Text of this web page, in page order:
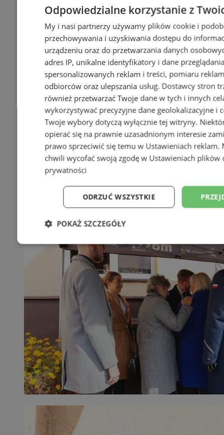
Odpowiedzialne korzystanie z
My i nasi partnerzy używamy plików cookie i
przechowywania i uzyskiwania dostępu do
urządzeniu oraz do przetwarzania danych
adres IP, unikalne identyfikatory i dane
spersonalizowanych reklam i treści, pomiaru
odbiorców oraz ulepszania usług. Dostawcy stron
również przetwarzać Twoje dane w tych i innych
wykorzystywać precyzyjne dane geolokalizacyjne i
Twoje wybory dotyczą wyłącznie tej witryny.
opierać się na prawnie uzasadnionym interesie
prawo sprzeciwić się temu w Ustawieniach reklam.
chwili wycofać swoją zgodę w Ustawieniach plików
prywatności
ODRZUĆ WSZYSTKIE
POKAŻ SZCZEGÓŁY
Niezbędne Wydajność
Niesklasyfikowane
Niezbędne Wydajność Targetowanie
Niezbędne pliki cookie umożliwiają korzystanie z podstawowych
takich jak logowanie użytkownika i zarządzanie kontem. Bez
można prawidłowo korzystać ze strony internetowej.
SessID